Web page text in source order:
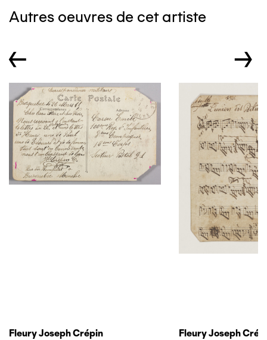
Autres oeuvres de cet artiste
← →
Fleury Joseph Crépin
Fleury Joseph